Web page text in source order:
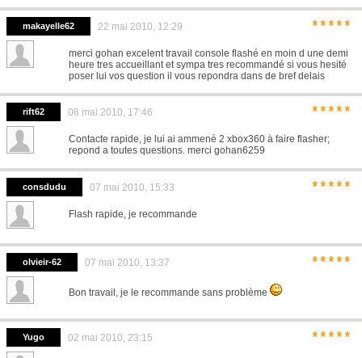
makayelle62 22 mai 2010, 12:29 *****
merci gohan excelent travail console flashé en moin d une demi
heure tres accueillant et sympa tres recommandé si vous hesité
poser lui vos question il vous repondra dans de bref delais
rift62 08 mai 2010, 17:46 *****
Contacte rapide, je lui ai ammené 2 xbox360 à faire flasher;
repond a toutes questions. merci gohan6259
consdudu 07 mai 2010, 15:33 *****
Flash rapide, je recommande
olvieir-62 07 mai 2010, 13:37 *****
Bon travail, je le recommande sans problème
Yugo 02 mai 2010, 23:15 *****